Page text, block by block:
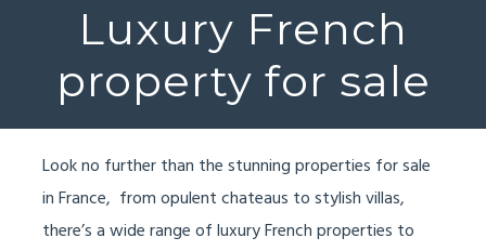
Luxury French
property for sale
Look no further than the stunning properties for sale
in France, from opulent chateaus to stylish villas,
there’s a wide range of luxury French properties to